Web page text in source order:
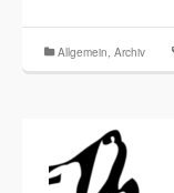
Allgemein, Archiv